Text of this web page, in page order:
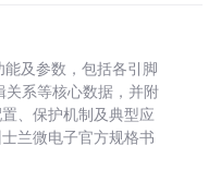
能及参数，包括各引脚
关系等核心数据，并附
、保护机制及典型应
兰微电子官方规格书